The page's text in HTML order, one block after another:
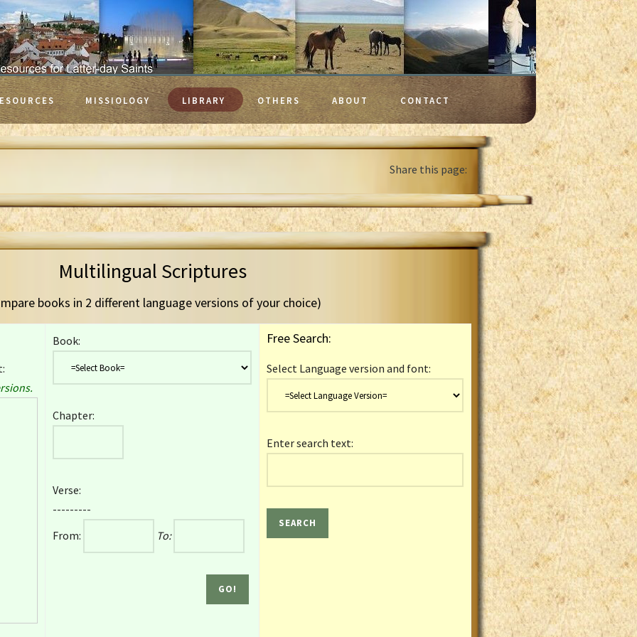
MISSIOLOGY LIBRARY OTHERS ABOUT CONTACT
Share this page:
Multilingual Scriptures
books in 2 different language versions of your choice)
Book:
Chapter:
Verse:
---------
From:
To:
Free Search:
Select Language version and font:
Enter search text: